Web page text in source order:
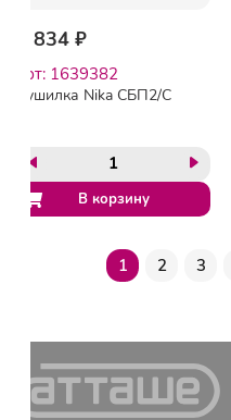
1 834 ₽
арт: 1639382
Сушилка Nika СБП2/С
1 2 3